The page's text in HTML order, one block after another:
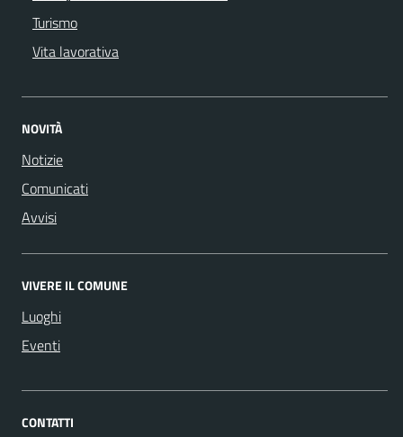
Turismo
Vita lavorativa
NOVITÀ
Notizie
Comunicati
Avvisi
VIVERE IL COMUNE
Luoghi
Eventi
CONTATTI